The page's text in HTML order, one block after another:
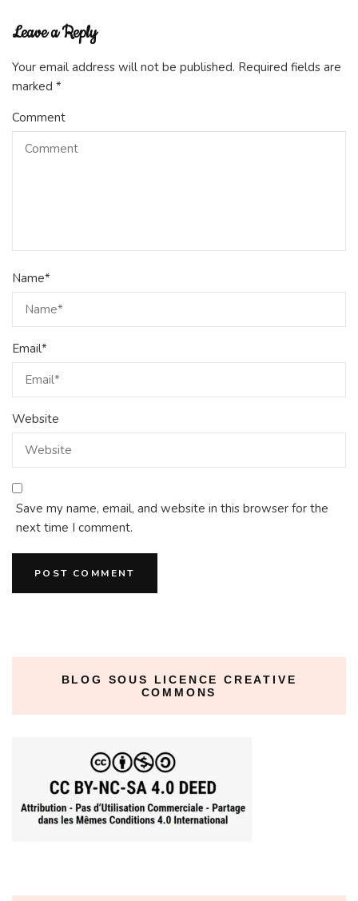
Leave a Reply
Your email address will not be published. Required fields are
marked *
Comment
Name*
Email*
Website
Save my name, email, and website in this browser for the
next time I comment.
BLOG SOUS LICENCE CREATIVE
COMMONS